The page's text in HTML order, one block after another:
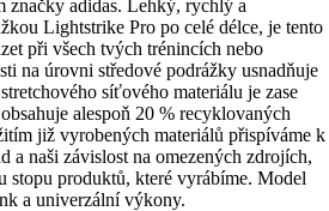
značky adidas. Lehký, rychlý a
Lightstrike Pro po celé délce, je tento
při všech tvých trénincích nebo
na úrovni středové podrážky usnadňuje
síťového materiálu je zase
alespoň 20 % recyklovaných
již vyrobených materiálů přispíváme k
a naši závislost na omezených zdrojích,
stopu produktů, které vyrábíme. Model
a univerzální výkony.